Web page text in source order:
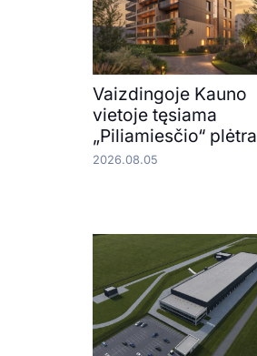
Vaizdingoje Kauno
vietoje tęsiama
„Piliamiesčio“ plėtra
2026.08.05